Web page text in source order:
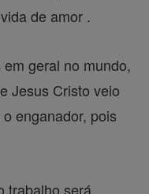
de amor .
geral no mundo,
Jesus Cristo veio
enganador, pois
trabalho será